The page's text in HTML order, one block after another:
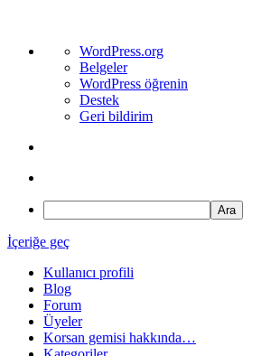
WordPress
hakkında
WordPress.org
Belgeler
WordPress öğrenin
Destek
Geri bildirim
Ara
İçeriğe geç
Kullanıcı profili
Blog
Forum
Üyeler
Korsan gemisi hakkında…